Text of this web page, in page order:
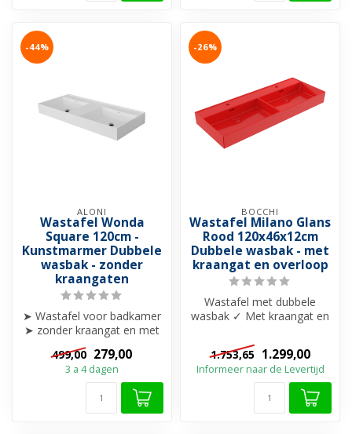
-44%
ALONI
Wastafel Wonda
Square 120cm -
Kunstmarmer Dubbele
wasbak - zonder
kraangaten
➤ Wastafel voor badkamer
➤ zonder kraangat en met
overloop
➤ Modern en strakk...
499,00 279,00
3 a 4 dagen
-26%
BOCCHI
Wastafel Milano Glans
Rood 120x46x12cm
Dubbele wasbak - met
kraangat en overloop
Wastafel met dubbele
wasbak ✓ Met kraangat en
20 uniek...
1.753,65 1.299,00
Informeer naar de Levertijd